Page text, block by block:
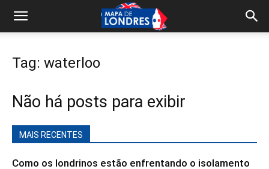
Tag: waterloo
Não há posts para exibir
MAIS RECENTES
Como os londrinos estão enfrentando o isolamento